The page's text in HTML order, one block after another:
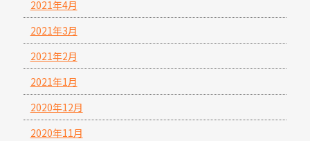
2021年4月
2021年3月
2021年2月
2021年1月
2020年12月
2020年11月